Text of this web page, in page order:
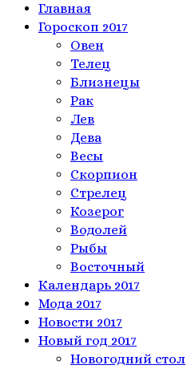
Главная
Гороскоп 2017
Овен
Телeц
Близнецы
Рак
Лев
Дева
Весы
Скорпион
Стрелец
Козерог
Водолей
Рыбы
Восточный
Календарь 2017
Мода 2017
Новости 2017
Новый год 2017
Новогодний стол